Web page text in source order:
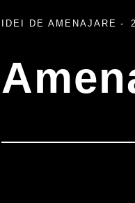
IDEI DE AMENAJARE